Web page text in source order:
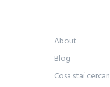
About
Blog
Cosa stai